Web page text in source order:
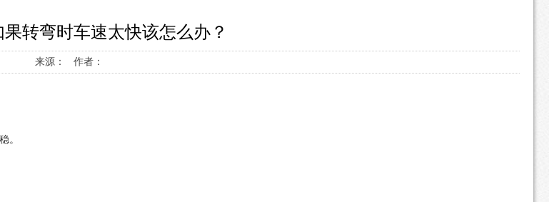
果转弯时车速太快该怎么办？
来源： 作者：
。